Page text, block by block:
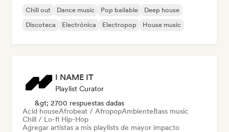
Chill out Dance music Pop bailable
Deep house
Discoteca
Electrónica Electropop House music
I NAME IT
Playlist Curator
&gt; 2700 respuestas dadas
Acid houseAfrobeat / AfropopAmbienteBass music
Chill / Lo-fi Hip-Hop
Agregar artistas a mis playlists de mayor impacto